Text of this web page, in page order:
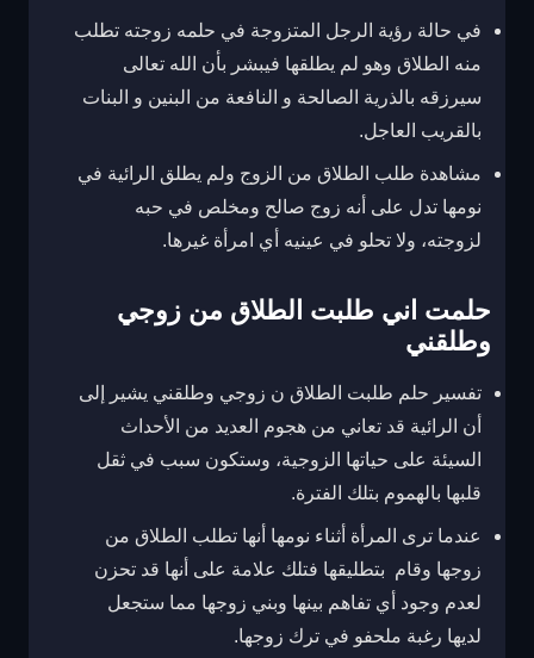
في حالة رؤية الرجل المتزوجة في حلمه زوجته تطلب
منه الطلاق وهو لم يطلقها فيبشر بأن الله تعالى
سيرزقه بالذرية الصالحة و النافعة من البنين و البنات
بالقريب العاجل.
مشاهدة طلب الطلاق من الزوج ولم يطلق الرائية في
نومها تدل على أنه زوج صالح ومخلص في حبه
لزوجته، ولا تحلو في عينيه أي امرأة غيرها.
حلمت اني طلبت الطلاق من زوجي
وطلقني
تفسير حلم طلبت الطلاق ن زوجي وطلقني يشير إلى
أن الرائية قد تعاني من هجوم العديد من الأحداث
السيئة على حياتها الزوجية، وستكون سبب في ثقل
قلبها بالهموم بتلك الفترة.
عندما ترى المرأة أثناء نومها أنها تطلب الطلاق من
زوجها وقام بتطليقها فتلك علامة على أنها قد تحزن
لعدم وجود أي تفاهم بينها وبني زوجها مما ستجعل
لديها رغبة ملحفو في ترك زوجها.